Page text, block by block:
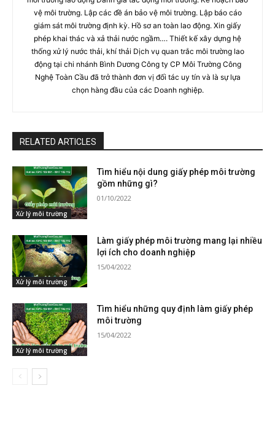
vệ môi trường. Lập các đề án bảo vệ môi trường. Lập báo cáo
giám sát môi trường định kỳ. Hồ sơ an toàn lao động. Xin giấy
phép khai thác và xả thải nước ngầm…. Thiết kế xây dựng hệ
thống xử lý nước thải, khí thải Dịch vụ quan trắc môi trường lao
động tại chi nhánh Bình Dương Công ty CP Môi Trường Công
Nghệ Toàn Cầu đã trở thành đơn vị đối tác uy tín và là sự lựa
chọn hàng đầu của các Doanh nghiệp.
RELATED ARTICLES
Xử lý môi trường
Tìm hiểu nội dung giấy phép môi trường
gồm những gì?
01/10/2022
Xử lý môi trường
Làm giấy phép môi trường mang lại nhiều
lợi ích cho doanh nghiệp
15/04/2022
Xử lý môi trường
Tìm hiểu những quy định làm giấy phép
môi trường
15/04/2022